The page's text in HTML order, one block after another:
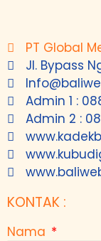
PT Global
Jl. Bypass
Admin 1 :
Admin 2 :
KONTAK :
Nama